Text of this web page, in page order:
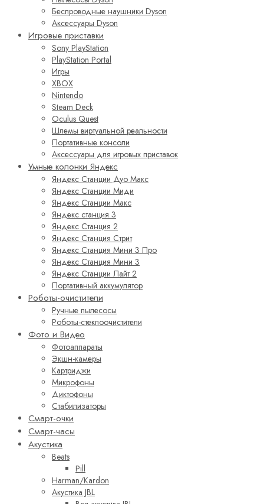
Беспроводные наушники Dyson
Аксессуары Dyson
Игровые приставки
Sony PlayStation
PlayStation Portal
Игры
XBOX
Nintendo
Steam Deck
Oculus Quest
Шлемы виртуальной реальности
Портативные консоли
Аксессуары для игровых приставок
Умные колонки Яндекс
Яндекс Станции Дуо Макс
Яндекс Станции Миди
Яндекс Станции Макс
Яндекс станция 3
Яндекс Станция 2
Яндекс Станция Стрит
Яндекс Станция Мини 3 Про
Яндекс Станция Мини 3
Яндекс Станции Лайт 2
Портативный аккумулятор
Роботы-очистители
Ручные пылесосы
Роботы-стеклоочистители
Фото и Видео
Фотоаппараты
Экшн-камеры
Картриджи
Микрофоны
Диктофоны
Стабилизаторы
Смарт-очки
Смарт-часы
Акустика
Beats
Pill
Harman/Kardon
Акустика JBL